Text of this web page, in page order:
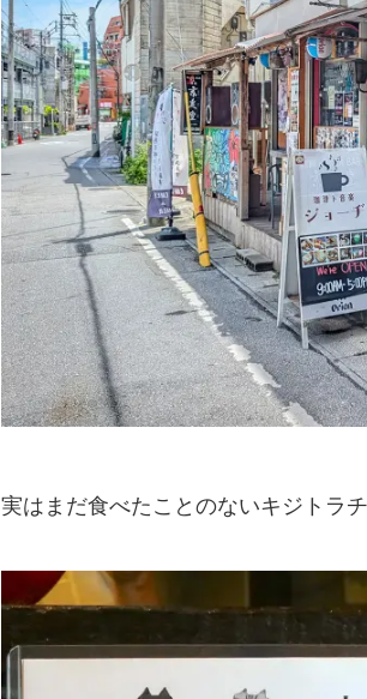
実はまだ食べたことのないキジトラ